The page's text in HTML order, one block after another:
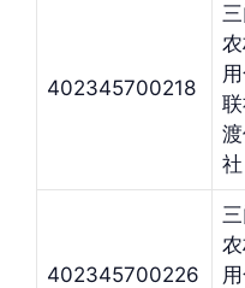
402345700218
社
402345700226